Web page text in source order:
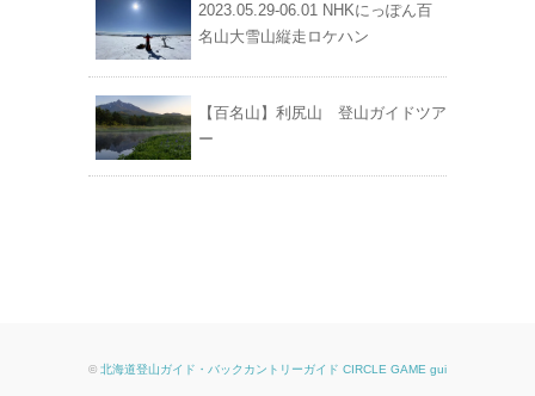
2023.05.29-06.01 NHKにっぽん百
名山大雪山縦走ロケハン
【百名山】利尻山 登山ガイドツア
ー
© 北海道登山ガイド・バックカントリーガイド CIRCLE GAME gui